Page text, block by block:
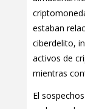
estaban
ciberdelito,
activos de
mientras
El